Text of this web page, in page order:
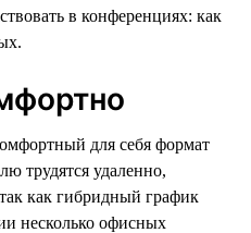
в конференциях: как
для себя формат
трудятся удаленно,
как гибридный график
несколько офисных